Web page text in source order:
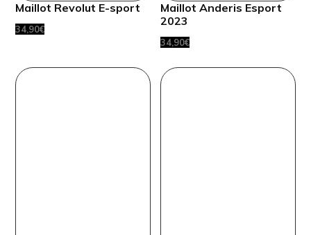
Maillot Revolut E-sport
34,90€
Maillot Anderis Esport
2023
34,90€